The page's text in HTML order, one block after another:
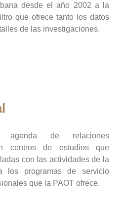
desde el año 2002 a la
que ofrece tanto los datos
de las investigaciones.
de relaciones
centros de estudios que
con las actividades de la
los programas de servicio
que la PAOT ofrece.